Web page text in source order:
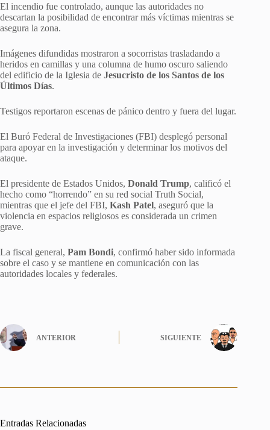
El incendio fue controlado, aunque las autoridades no
descartan la posibilidad de encontrar más víctimas mientras se
asegura la zona.
Imágenes difundidas mostraron a socorristas trasladando a
heridos en camillas y una columna de humo oscuro saliendo
del edificio de la Iglesia de Jesucristo de los Santos de los
Últimos Días.
Testigos reportaron escenas de pánico dentro y fuera del lugar.
El Buró Federal de Investigaciones (FBI) desplegó personal
para apoyar en la investigación y determinar los motivos del
ataque.
El presidente de Estados Unidos, Donald Trump, calificó el
hecho como “horrendo” en su red social Truth Social,
mientras que el jefe del FBI, Kash Patel, aseguró que la
violencia en espacios religiosos es considerada un crimen
grave.
La fiscal general, Pam Bondi, confirmó haber sido informada
sobre el caso y se mantiene en comunicación con las
autoridades locales y federales.
ANTERIOR SIGUIENTE
Entradas Relacionadas